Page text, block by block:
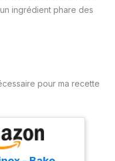
ingrédient phare des
pour ma recette